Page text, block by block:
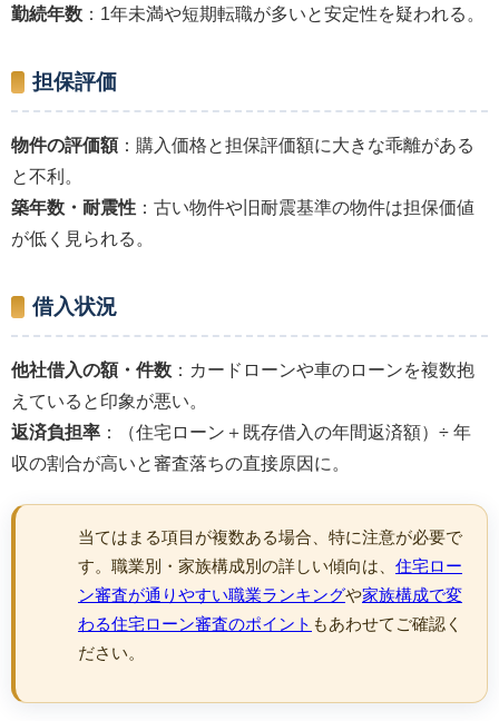
勤続年数 ：1年未満や短期転職が多いと安定性を疑われる。
担保評価
物件の評価額：購入価格と担保評価額に大きな乖離がある
と不利。
築年数・耐震性 ：古い物件や旧耐震基準の物件は担保価値
が低く見られる。
借入状況
他社借入の額・件数 ：カードローンや車のローンを複数抱
えていると印象が悪い。
返済負担率 ：（住宅ローン＋既存借入の年間返済額）÷ 年
収の割合が高いと審査落ちの直接原因に。
当てはまる項目が複数ある場合、特に注意が必要で
す。職業別・家族構成別の詳しい傾向は、 住宅ロー
ン審査が通りやすい職業ランキングや家族構成で変
わる住宅ローン審査のポイント もあわせてご確認く
ださい。